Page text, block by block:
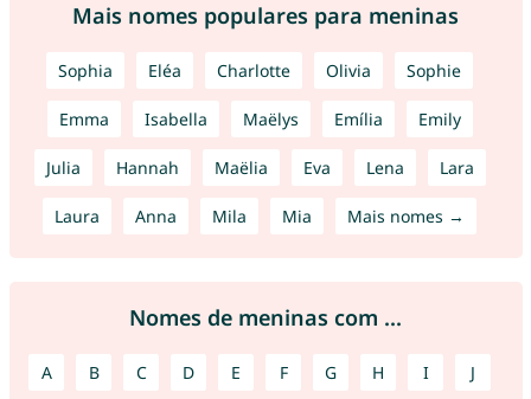
Mais nomes populares para meninas
Sophia Eléa Charlotte Olivia Sophie
Emma Isabella Maëlys Emília Emily
Julia Hannah Maëlia Eva Lena Lara
Laura Anna Mila Mia Mais nomes →
Nomes de meninas com ...
A B C D E F G H I J